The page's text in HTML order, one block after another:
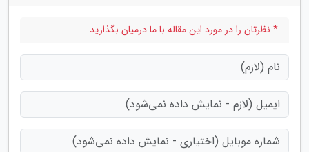
* نظرتان را در مورد این مقاله با ما درمیان بگذارید